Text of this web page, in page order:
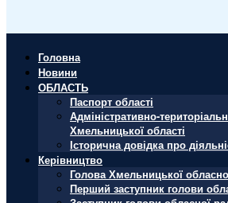
Головна
Новини
ОБЛАСТЬ
Паспорт області
Адміністративно-
Хмельницької області
Історична довідка про
Керівництво
Голова Хмельницької
Перший заступник голови